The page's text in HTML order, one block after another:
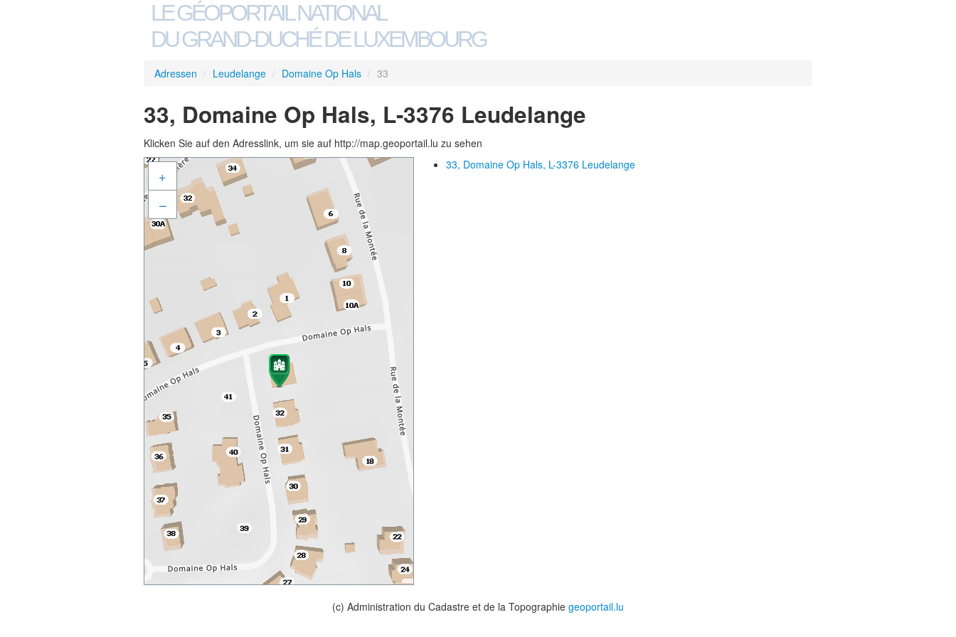
LE GÉOPORTAIL NATIONAL
DU GRAND-DUCHÉ DE LUXEMBOURG
Adressen / Leudelange / Domaine Op Hals / 33
33, Domaine Op Hals, L-3376 Leudelange
Klicken Sie auf den Adresslink, um sie auf http://map.geoportail.lu zu sehen
+
–
33, Domaine Op Hals, L-3376 Leudelange
(c) Administration du Cadastre et de la Topographie geoportail.lu